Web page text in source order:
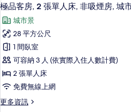
床,
非
吸
煙
房,
城
市
景
1
特
大
雙
人
床,
非
吸
煙
城
示
極
品
客
房,
2
張
單
7
極品客房, 2 張單人床, 非吸煙房, 城
城市景
28 平方公尺
1 間臥室
可容納 3 人 (依實際入住人數計費)
2 張單人床
免費無線上網
更多資訊
更